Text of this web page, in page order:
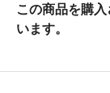
この商品を購
います。